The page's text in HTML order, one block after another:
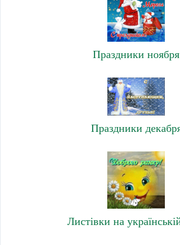
Праздники ноября
Праздники
Листівки на